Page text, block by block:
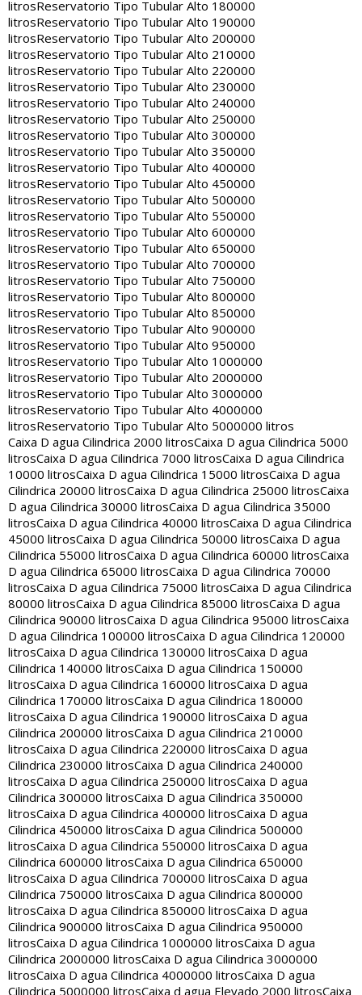
litrosReservatorio Tipo Tubular Alto 180000
litrosReservatorio Tipo Tubular Alto 190000
litrosReservatorio Tipo Tubular Alto 200000
litrosReservatorio Tipo Tubular Alto 210000
litrosReservatorio Tipo Tubular Alto 220000
litrosReservatorio Tipo Tubular Alto 230000
litrosReservatorio Tipo Tubular Alto 240000
litrosReservatorio Tipo Tubular Alto 250000
litrosReservatorio Tipo Tubular Alto 300000
litrosReservatorio Tipo Tubular Alto 350000
litrosReservatorio Tipo Tubular Alto 400000
litrosReservatorio Tipo Tubular Alto 450000
litrosReservatorio Tipo Tubular Alto 500000
litrosReservatorio Tipo Tubular Alto 550000
litrosReservatorio Tipo Tubular Alto 600000
litrosReservatorio Tipo Tubular Alto 650000
litrosReservatorio Tipo Tubular Alto 700000
litrosReservatorio Tipo Tubular Alto 750000
litrosReservatorio Tipo Tubular Alto 800000
litrosReservatorio Tipo Tubular Alto 850000
litrosReservatorio Tipo Tubular Alto 900000
litrosReservatorio Tipo Tubular Alto 950000
litrosReservatorio Tipo Tubular Alto 1000000
litrosReservatorio Tipo Tubular Alto 2000000
litrosReservatorio Tipo Tubular Alto 3000000
litrosReservatorio Tipo Tubular Alto 4000000
litrosReservatorio Tipo Tubular Alto 5000000 litros
Caixa D agua Cilindrica 2000 litrosCaixa D agua Cilindrica 5000
litrosCaixa D agua Cilindrica 7000 litrosCaixa D agua Cilindrica
10000 litrosCaixa D agua Cilindrica 15000 litrosCaixa D agua
Cilindrica 20000 litrosCaixa D agua Cilindrica 25000 litrosCaixa
D agua Cilindrica 30000 litrosCaixa D agua Cilindrica 35000
litrosCaixa D agua Cilindrica 40000 litrosCaixa D agua Cilindrica
45000 litrosCaixa D agua Cilindrica 50000 litrosCaixa D agua
Cilindrica 55000 litrosCaixa D agua Cilindrica 60000 litrosCaixa
D agua Cilindrica 65000 litrosCaixa D agua Cilindrica 70000
litrosCaixa D agua Cilindrica 75000 litrosCaixa D agua Cilindrica
80000 litrosCaixa D agua Cilindrica 85000 litrosCaixa D agua
Cilindrica 90000 litrosCaixa D agua Cilindrica 95000 litrosCaixa
D agua Cilindrica 100000 litrosCaixa D agua Cilindrica 120000
litrosCaixa D agua Cilindrica 130000 litrosCaixa D agua
Cilindrica 140000 litrosCaixa D agua Cilindrica 150000
litrosCaixa D agua Cilindrica 160000 litrosCaixa D agua
Cilindrica 170000 litrosCaixa D agua Cilindrica 180000
litrosCaixa D agua Cilindrica 190000 litrosCaixa D agua
Cilindrica 200000 litrosCaixa D agua Cilindrica 210000
litrosCaixa D agua Cilindrica 220000 litrosCaixa D agua
Cilindrica 230000 litrosCaixa D agua Cilindrica 240000
litrosCaixa D agua Cilindrica 250000 litrosCaixa D agua
Cilindrica 300000 litrosCaixa D agua Cilindrica 350000
litrosCaixa D agua Cilindrica 400000 litrosCaixa D agua
Cilindrica 450000 litrosCaixa D agua Cilindrica 500000
litrosCaixa D agua Cilindrica 550000 litrosCaixa D agua
Cilindrica 600000 litrosCaixa D agua Cilindrica 650000
litrosCaixa D agua Cilindrica 700000 litrosCaixa D agua
Cilindrica 750000 litrosCaixa D agua Cilindrica 800000
litrosCaixa D agua Cilindrica 850000 litrosCaixa D agua
Cilindrica 900000 litrosCaixa D agua Cilindrica 950000
litrosCaixa D agua Cilindrica 1000000 litrosCaixa D agua
Cilindrica 2000000 litrosCaixa D agua Cilindrica 3000000
litrosCaixa D agua Cilindrica 4000000 litrosCaixa D agua
Cilindrica 5000000 litrosCaixa d agua Elevado 2000 litrosCaixa